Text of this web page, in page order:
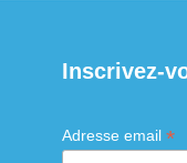
Inscrivez-
Adresse email *